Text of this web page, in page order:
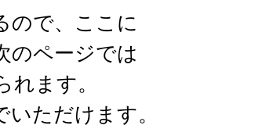
ので、ここに
のページでは
ます。
ただけます。